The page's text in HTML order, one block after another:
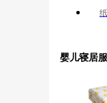
婴儿寝居